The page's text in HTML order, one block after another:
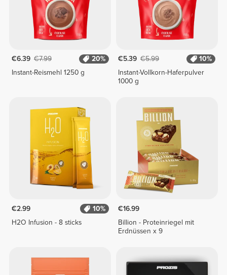
€6.39 €7.99
20%
Instant-Reismehl 1250 g
€5.39 €5.99
10%
Instant-Vollkorn-Haferpulver
1000 g
€2.99
10%
H2O Infusion - 8 sticks
€16.99
Billion - Proteinriegel mit
Erdnüssen x 9